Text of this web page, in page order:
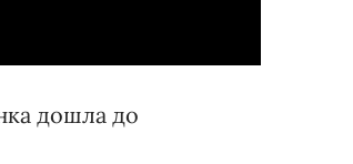
дошла до